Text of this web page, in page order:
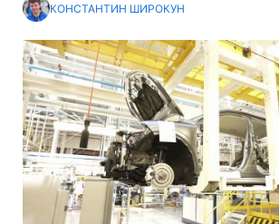
КОНСТАНТИН ШИРОКУН